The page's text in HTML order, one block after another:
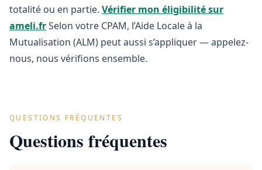
totalité ou en partie. Vérifier mon éligibilité sur
ameli.frSelon votre CPAM, l’Aide Locale à la
Mutualisation (ALM) peut aussi s’appliquer — appelez-
nous, nous vérifions ensemble.
QUESTIONS FRÉQUENTES
Questions fréquentes